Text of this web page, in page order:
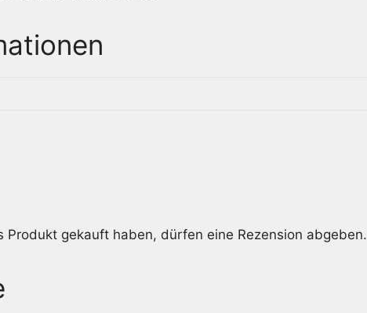
Produkt gekauft haben, dürfen eine Rezension abgeben.